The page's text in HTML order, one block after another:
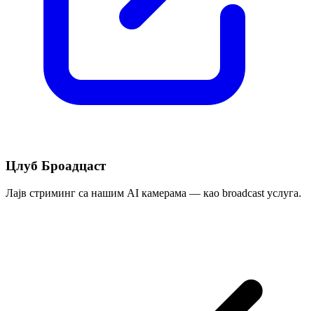
Цлуб Броадцаст
Лајв стриминг са нашим AI камерама — као broadcast услуга.